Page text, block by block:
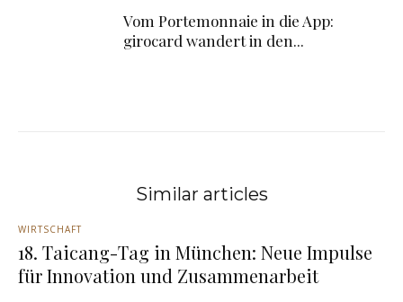
Vom Portemonnaie in die App:
girocard wandert in den...
Similar articles
WIRTSCHAFT
18. Taicang-Tag in München: Neue Impulse
für Innovation und Zusammenarbeit